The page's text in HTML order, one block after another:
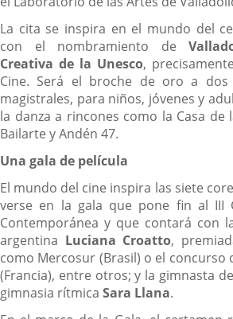
La cita se inspira en el mundo del
con el nombramiento de
Creativa de la Unesco,
Cine. Será el broche de oro a dos
magistrales, para niños, jóvenes y
la danza a rincones como la Casa de
Bailarte y Andén 47.
Una gala de película
El mundo del cine inspira las siete
verse en la gala que pone fin al III
Contemporánea y que contará con
argentina Luciana Croatto,
como Mercosur (Brasil) o el concurso
(Francia), entre otros; y la gimnasta
gimnasia rítmica Sara Llana.